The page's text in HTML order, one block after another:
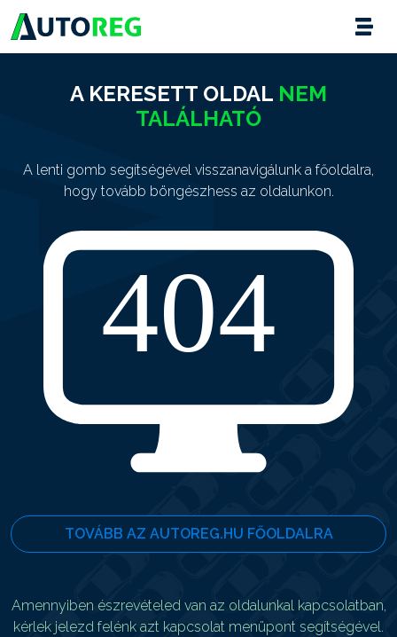
A KERESETT OLDAL NEM
TALÁLHATÓ
A lenti gomb segítségével visszanavigálunk a főoldalra,
hogy tovább böngészhess az oldalunkon.
TOVÁBB AZ AUTOREG.HU FŐOLDALRA
Amennyiben észrevételed van az oldalunkal kapcsolatban,
kérlek jelezd felénk azt kapcsolat menüpont segítségével.